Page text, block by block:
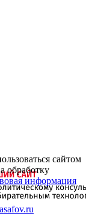
сайтом
обработку
информация